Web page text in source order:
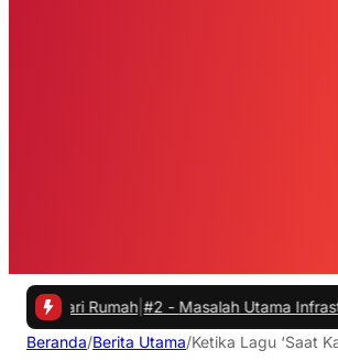
|#2 - Masalah Utama Infrastruktur
Beranda/Berita Utama/Ketika Lagu ‘Saat